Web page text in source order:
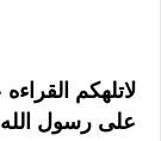
لاتلهكم
على رسول